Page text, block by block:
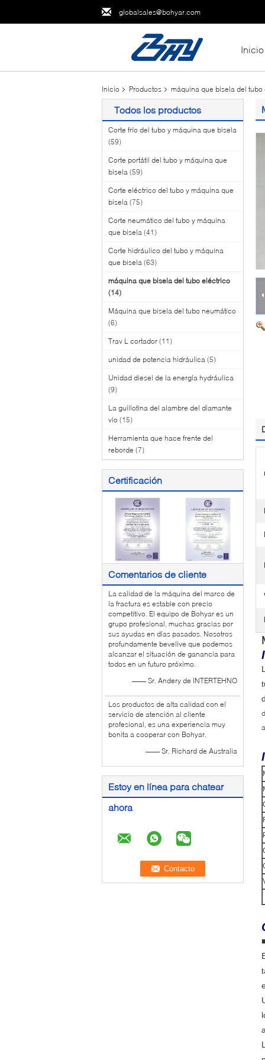
globalsales@bohyar.com
Inicio
Inicio Productos máquina que bisela del
Todos los productos
Corte frío del tubo y máquina que bisela
(59)
Corte portátil del tubo y máquina que
bisela (59)
Corte eléctrico del tubo y máquina que
bisela (75)
Corte neumático del tubo y máquina
que bisela (41)
Corte hidráulico del tubo y máquina
que bisela (63)
máquina que bisela del tubo eléctrico
(14)
Máquina que bisela del tubo neumático
(6)
Trav L cortador (11)
unidad de potencia hidráulica (5)
Unidad diesel de la energía hydráulica
(9)
La guillotina del alambre del diamante
vio (15)
Herramienta que hace frente del
reborde (7)
Certificación
Comentarios de cliente
La calidad de la máquina del marco de
la fractura es estable con precio
competitivo. El equipo de Bohyar es un
grupo profesional, muchas gracias por
sus ayudas en días pasados. Nosotros
profundamente bevelive que podemos
alcanzar el situación de ganancia para
todos en un futuro próximo.
—— Sr. Andery de INTERTEHNO
Los productos de alta calidad con el
servicio de atención al cliente
profesional, es una experiencia muy
bonita a cooperar con Bohyar.
—— Sr. Richard de Australia
Estoy en línea para chatear
ahora